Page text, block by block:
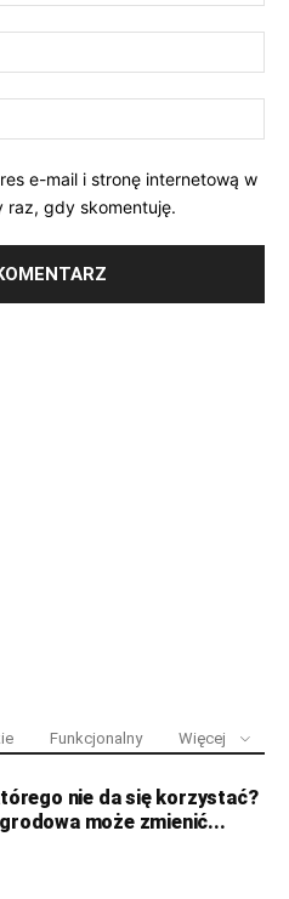
e-mail i stronę internetową w
raz, gdy skomentuję.
Funkcjonalny Więcej
nie da się korzystać?
może zmienić...